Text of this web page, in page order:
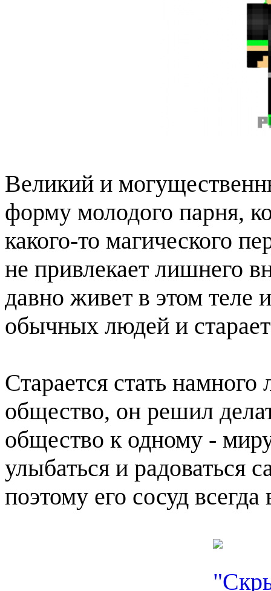
Великий и
форму молодого парня,
какого-то магического
не привлекает лишнего
давно живет в этом теле
обычных людей и
Старается стать
общество, он решил
общество к одному -
улыбаться и
поэтому его сосуд